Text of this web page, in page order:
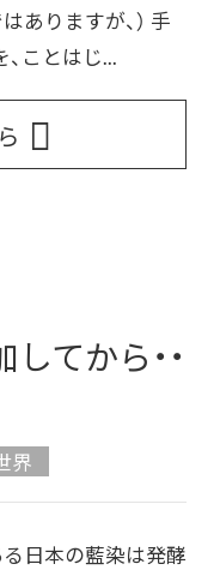
ありますが、） 手
ことはじ...
てから・・
界
日本の藍染は発酵